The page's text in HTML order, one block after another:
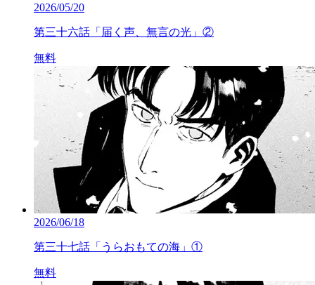
2026/05/20
第三十六話「届く声、無言の光」②
無料
2026/06/18
第三十七話「うらおもての海」①
無料